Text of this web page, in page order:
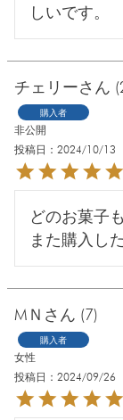
しいです。
チェリー
購入者
非公開
投稿日
2024/10/13
どのお菓子
また購入し
MＮ 7
購入者
女性
投稿日
2024/09/26